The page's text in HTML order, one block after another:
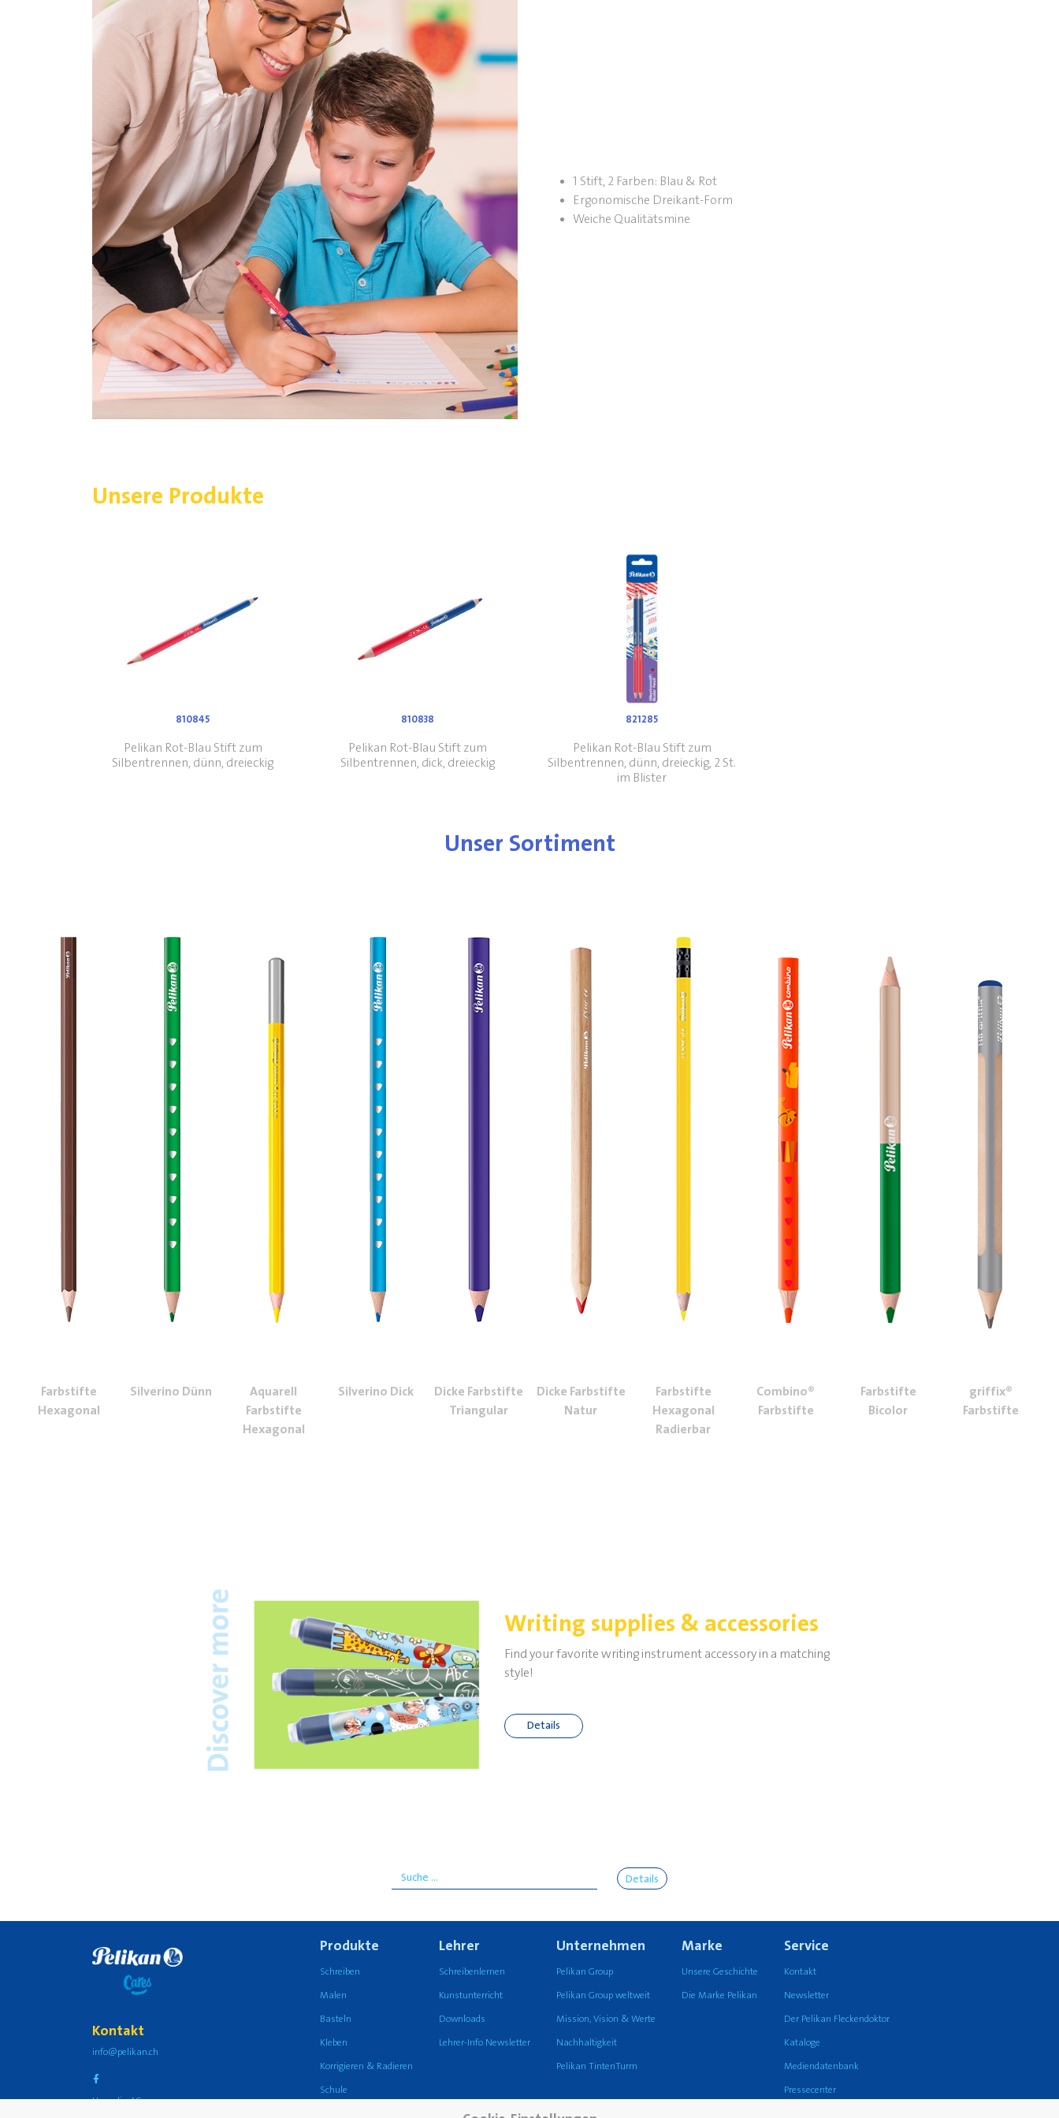
1 Stift, 2 Farben: Blau & Rot
Ergonomische Dreikant-Form
Weiche Qualitätsmine
Unsere Produkte
810845
Pelikan Rot-Blau Stift zum
Silbentrennen, dünn, dreieckig
810838
Pelikan Rot-Blau Stift zum
Silbentrennen, dick, dreieckig
821285
Pelikan Rot-Blau Stift zum
Silbentrennen, dünn, dreieckig, 2 St.
im Blister
Unser Sortiment
Farbstifte
Hexagonal
Silverino Dünn
Aquarell
Farbstifte
Hexagonal
Silverino Dick
Dicke Farbstifte
Triangular
Dicke Farbstifte
Natur
Farbstifte
Hexagonal
Radierbar
Combino®
Farbstifte
Farbstifte
Bicolor
griffix®
Farbstifte
Writing supplies & accessories
Find your favorite writing instrument accessory in a matching
style!
Details
Details
Kontakt
info@pelikan.ch
Hamelin AG
Produkte
Schreiben
Malen
Basteln
Kleben
Korrigieren & Radieren
Schule
Lehrer
Schreibenlernen
Kunstunterricht
Downloads
Lehrer-Info Newsletter
Unternehmen
Pelikan Group
Pelikan Group weltweit
Mission, Vision & Werte
Nachhaltigkeit
Pelikan TintenTurm
Marke
Unsere Geschichte
Die Marke Pelikan
Service
Kontakt
Newsletter
Der Pelikan Fleckendoktor
Kataloge
Mediendatenbank
Pressecenter